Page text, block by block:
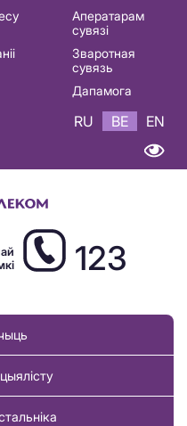
Аператарам
сувязі
Зваротная
сувязь
Дапамога
RU BE EN
123